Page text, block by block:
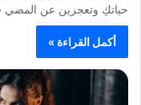
حياتكِ وتعجزين عن المضي
أكمل القراءة »